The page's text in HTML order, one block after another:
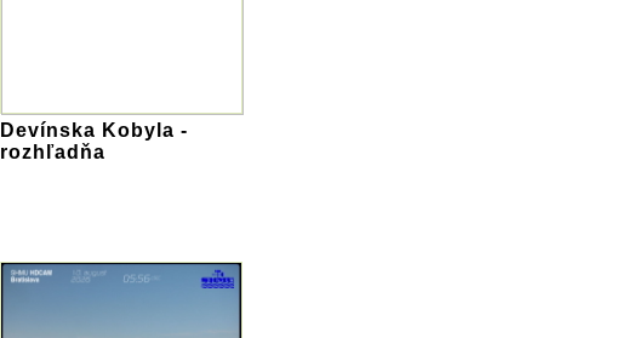
Devínska Kobyla -
rozhľadňa